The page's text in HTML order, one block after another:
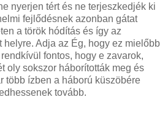
nyerjen tért és ne terjeszkedjék ki
fejlődésnek azonban gátat
a török hódítás és így az
helyre. Adja az Ég, hogy ez mielőbb
fontos, hogy e zavarok,
oly sokszor háborították meg és
több ízben a háború küszöbére
tovább.